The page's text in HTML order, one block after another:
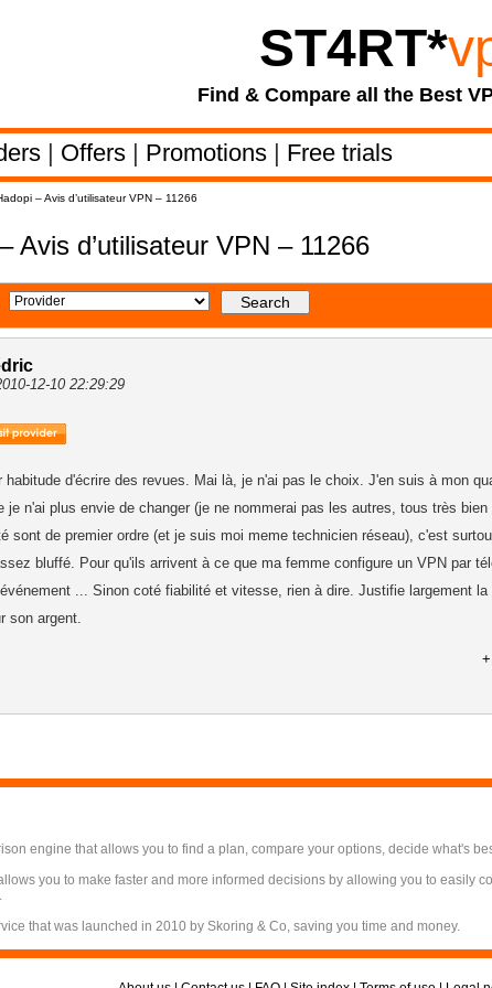
ST4RT*
Find & Compare all the Best
| Offers | Promotions | Free trials
– Avis d’utilisateur VPN – 11266
Avis d’utilisateur VPN – 11266
12-10 22:29:29
habitude d'écrire des revues. Mai là, je n'ai pas le choix. J'en suis à mon
je n'ai plus envie de changer (je ne nommerai pas les autres, tous très
sont de premier ordre (et je suis moi meme technicien réseau), c'est
bluffé. Pour qu'ils arrivent à ce que ma femme configure un VPN par
... Sinon coté fiabilité et vitesse, rien à dire. Justifie largement
son argent.
engine that allows you to find a plan, compare your options, decide what's
you to make faster and more informed decisions by allowing you to easily
that was launched in 2010 by Skoring & Co, saving you time and money.